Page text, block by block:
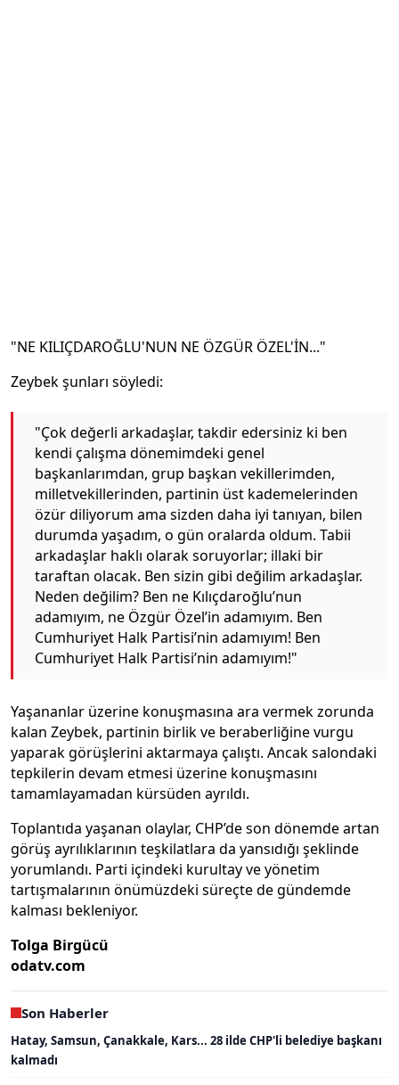
"NE KILIÇDAROĞLU'NUN NE ÖZGÜR ÖZEL'İN..."
Zeybek şunları söyledi:
"Çok değerli arkadaşlar, takdir edersiniz ki ben
kendi çalışma dönemimdeki genel
başkanlarımdan, grup başkan vekillerimden,
milletvekillerinden, partinin üst kademelerinden
özür diliyorum ama sizden daha iyi tanıyan, bilen
durumda yaşadım, o gün oralarda oldum. Tabii
arkadaşlar haklı olarak soruyorlar; illaki bir
taraftan olacak. Ben sizin gibi değilim arkadaşlar.
Neden değilim? Ben ne Kılıçdaroğlu’nun
adamıyım, ne Özgür Özel’in adamıyım. Ben
Cumhuriyet Halk Partisi’nin adamıyım! Ben
Cumhuriyet Halk Partisi’nin adamıyım!"
Yaşananlar üzerine konuşmasına ara vermek zorunda
kalan Zeybek, partinin birlik ve beraberliğine vurgu
yaparak görüşlerini aktarmaya çalıştı. Ancak salondaki
tepkilerin devam etmesi üzerine konuşmasını
tamamlayamadan kürsüden ayrıldı.
Toplantıda yaşanan olaylar, CHP’de son dönemde artan
görüş ayrılıklarının teşkilatlara da yansıdığı şeklinde
yorumlandı. Parti içindeki kurultay ve yönetim
tartışmalarının önümüzdeki süreçte de gündemde
kalması bekleniyor.
Tolga Birgücü
odatv.com
Son Haberler
Hatay, Samsun, Çanakkale, Kars... 28 ilde CHP'li belediye başkanı
kalmadı